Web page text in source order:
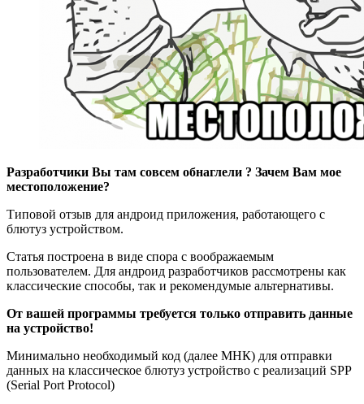
Разработчики Вы там совсем обнаглели ? Зачем Вам мое
местоположение?
Типовой отзыв для андроид приложения, работающего с
блютуз устройством.
Статья построена в виде спора с воображаемым
пользователем. Для андроид разработчиков рассмотрены как
классические способы, так и рекомендумые альтернативы.
От вашей программы требуется только отправить данные
на устройство!
Минимально необходимый код (далее МНК) для отправки
данных на классическое блютуз устройство с реализаций SPP
(Serial Port Protocol)